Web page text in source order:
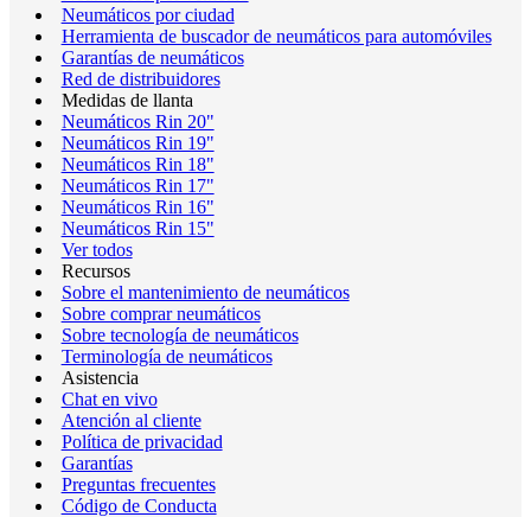
Neumáticos por ciudad
Herramienta de buscador de neumáticos para automóviles
Garantías de neumáticos
Red de distribuidores
Medidas de llanta
Neumáticos Rin 20"
Neumáticos Rin 19"
Neumáticos Rin 18"
Neumáticos Rin 17"
Neumáticos Rin 16"
Neumáticos Rin 15"
Ver todos
Recursos
Sobre el mantenimiento de neumáticos
Sobre comprar neumáticos
Sobre tecnología de neumáticos
Terminología de neumáticos
Asistencia
Chat en vivo
Atención al cliente
Política de privacidad
Garantías
Preguntas frecuentes
Código de Conducta